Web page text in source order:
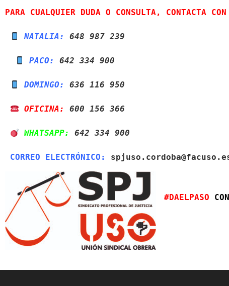
PARA CUALQUIER DUDA O CONSULTA, CONTACTA
NATALIA: 648 987 239
PACO: 642 334 900
DOMINGO: 636 116 950
OFICINA: 600 156 366
WHATSAPP: 642 334 900
CORREO ELECTRÓNICO:
#DAELPASO